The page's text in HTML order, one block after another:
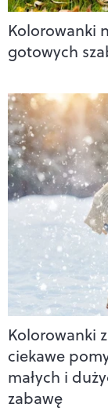
Kolorowanki
gotowych
Kolorowanki
ciekawe
małych i
zabawę